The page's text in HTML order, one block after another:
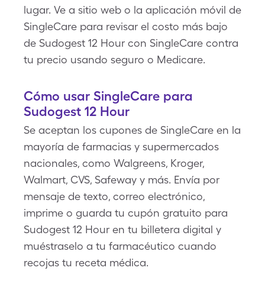
lugar. Ve a sitio web o la aplicación móvil de
SingleCare para revisar el costo más bajo
de Sudogest 12 Hour con SingleCare contra
tu precio usando seguro o Medicare.
Cómo usar SingleCare para
Sudogest 12 Hour
Se aceptan los cupones de SingleCare en la
mayoría de farmacias y supermercados
nacionales, como Walgreens, Kroger,
Walmart, CVS, Safeway y más. Envía por
mensaje de texto, correo electrónico,
imprime o guarda tu cupón gratuito para
Sudogest 12 Hour en tu billetera digital y
muéstraselo a tu farmacéutico cuando
recojas tu receta médica.